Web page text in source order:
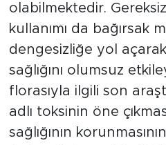
olabilmektedir.
kullanımı da bağırsak
dengesizliğe yol
sağlığını olumsuz
florasıyla ilgili son
adlı toksinin öne
sağlığının